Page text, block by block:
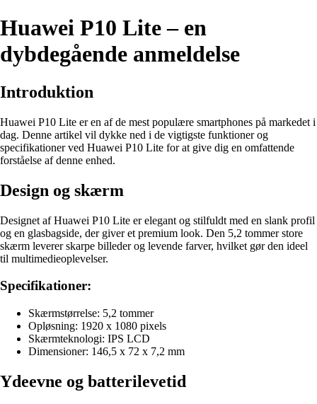
Huawei P10 Lite – en
dybdegående anmeldelse
Introduktion
Huawei P10 Lite er en af de mest populære smartphones på markedet i
dag. Denne artikel vil dykke ned i de vigtigste funktioner og
specifikationer ved Huawei P10 Lite for at give dig en omfattende
forståelse af denne enhed.
Design og skærm
Designet af Huawei P10 Lite er elegant og stilfuldt med en slank profil
og en glasbagside, der giver et premium look. Den 5,2 tommer store
skærm leverer skarpe billeder og levende farver, hvilket gør den ideel
til multimedieoplevelser.
Specifikationer:
Skærmstørrelse: 5,2 tommer
Opløsning: 1920 x 1080 pixels
Skærmteknologi: IPS LCD
Dimensioner: 146,5 x 72 x 7,2 mm
Ydeevne og batterilevetid